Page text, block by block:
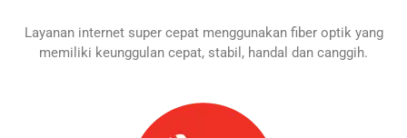
Layanan internet super cepat menggunakan fiber optik yang
memiliki keunggulan cepat, stabil, handal dan canggih.